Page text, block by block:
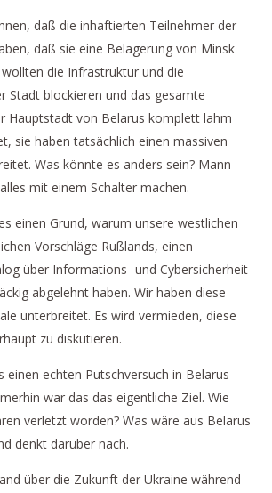
daß die inhaftierten Teilnehmer der
daß sie eine Belagerung von Minsk
die Infrastruktur und die
Stadt blockieren und das gesamte
Hauptstadt von Belarus komplett lahm
sie haben tatsächlich einen massiven
Was könnte es anders sein? Mann
mit einem Schalter machen.
einen Grund, warum unsere westlichen
Vorschläge Rußlands, einen
über Informations- und Cybersicherheit
abgelehnt haben. Wir haben diese
unterbreitet. Es wird vermieden, diese
zu diskutieren.
einen echten Putschversuch in Belarus
war das das eigentliche Ziel. Wie
verletzt worden? Was wäre aus Belarus
denkt darüber nach.
über die Zukunft der Ukraine während